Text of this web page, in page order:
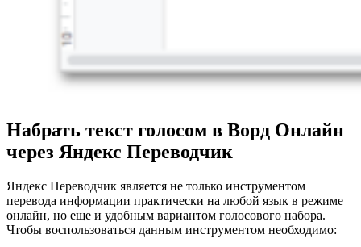
Набрать текст голосом в Ворд Онлайн
через Яндекс Переводчик
Яндекс Переводчик является не только инструментом
перевода информации практически на любой язык в режиме
онлайн, но еще и удобным вариантом голосового набора.
Чтобы воспользоваться данным инструментом необходимо: